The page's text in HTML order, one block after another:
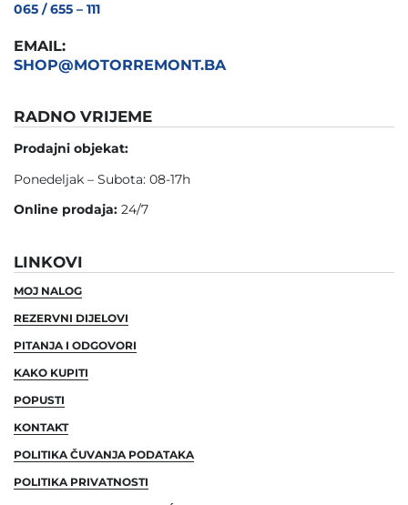
065 / 655 – 111
EMAIL:
SHOP@MOTORREMONT.BA
RADNO VRIJEME
Prodajni objekat:
Ponedeljak – Subota: 08-17h
Online prodaja: 24/7
LINKOVI
MOJ NALOG
REZERVNI DIJELOVI
PITANJA I ODGOVORI
KAKO KUPITI
POPUSTI
KONTAKT
POLITIKA ČUVANJA PODATAKA
POLITIKA PRIVATNOSTI